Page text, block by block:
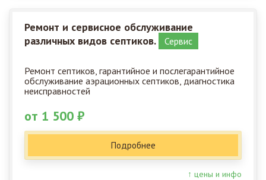
Ремонт и сервисное обслуживание
различных видов септиков.
Сервис
Ремонт септиков, гарантийное и послегарантийное
обслуживание аэрационных септиков, диагностика
неисправностей
от 1 500 ₽
Подробнее
↑ цены и инфо